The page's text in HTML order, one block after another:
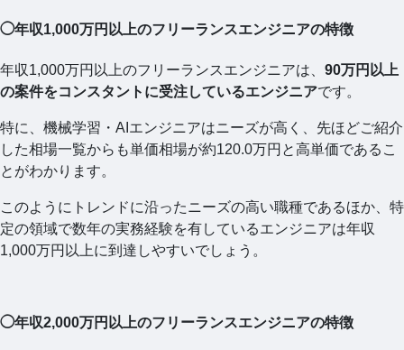
◯年収1,000万円以上のフリーランスエンジニアの特徴
年収1,000万円以上のフリーランスエンジニアは、 90万円以上
の案件をコンスタントに受注しているエンジニアです。
特に、機械学習・AIエンジニアはニーズが高く、先ほどご紹介
した相場一覧からも単価相場が約120.0万円と高単価であるこ
とがわかります。
このようにトレンドに沿ったニーズの高い職種であるほか、特
定の領域で数年の実務経験を有しているエンジニアは年収
1,000万円以上に到達しやすいでしょう。
◯年収2,000万円以上のフリーランスエンジニアの特徴